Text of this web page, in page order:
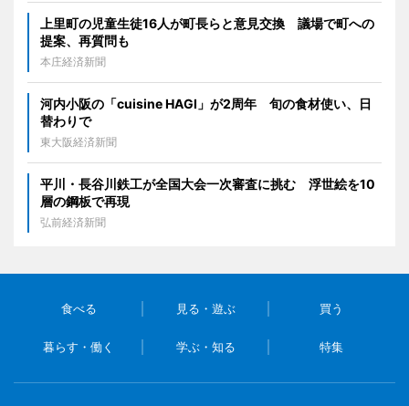
上里町の児童生徒16人が町長らと意見交換 議場で町への
提案、再質問も
本庄経済新聞
河内小阪の「cuisine HAGI」が2周年 旬の食材使い、日
替わりで
東大阪経済新聞
平川・長谷川鉄工が全国大会一次審査に挑む 浮世絵を10
層の鋼板で再現
弘前経済新聞
食べる 見る・遊ぶ 買う
暮らす・働く 学ぶ・知る 特集